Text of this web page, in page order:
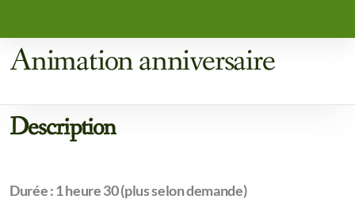
Animation anniversaire
Description
Durée : 1 heure 30(plus selon demande)